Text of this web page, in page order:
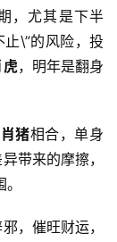
，尤其是下半
\”的风险，投
虎，明年是翻身
猪相合，单身
带来的摩擦，
，催旺财运，